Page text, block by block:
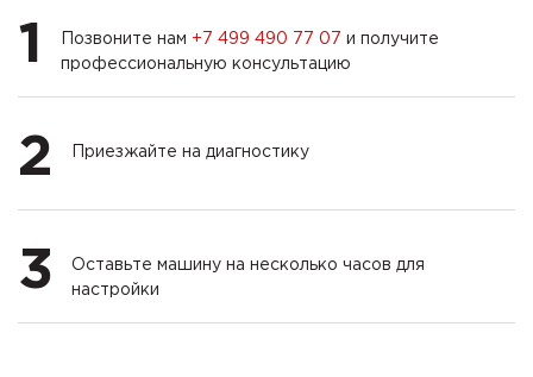
1 Позвоните нам +7 499 490 77 07 и получите
профессиональную консультацию
2 Приезжайте на диагностику
3
Оставьте машину на несколько часов для
настройки